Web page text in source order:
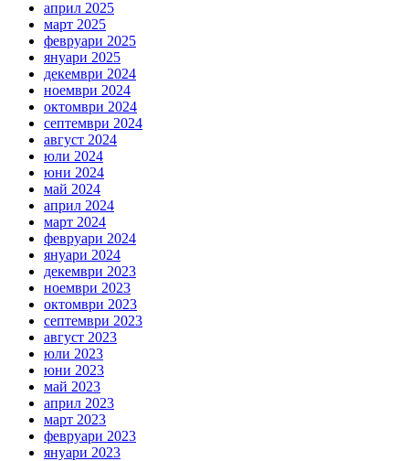
април 2025
март 2025
февруари 2025
януари 2025
декември 2024
ноември 2024
октомври 2024
септември 2024
август 2024
юли 2024
юни 2024
май 2024
април 2024
март 2024
февруари 2024
януари 2024
декември 2023
ноември 2023
октомври 2023
септември 2023
август 2023
юли 2023
юни 2023
май 2023
април 2023
март 2023
февруари 2023
януари 2023